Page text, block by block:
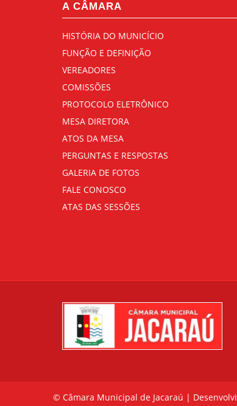
A CÂMARA
HISTÓRIA DO MUNICÍCIO
FUNÇÃO E DEFINIÇÃO
VEREADORES
COMISSÕES
PROTOCOLO ELETRÔNICO
MESA DIRETORA
ATOS DA MESA
PERGUNTAS E RESPOSTAS
GALERIA DE FOTOS
FALE CONOSCO
ATAS DAS SESSÕES
© Câmara Municipal de Jacaraú |